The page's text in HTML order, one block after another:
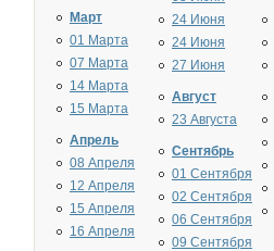
Март
01 Марта
07 Марта
14 Марта
15 Марта
Апрель
08 Апреля
12 Апреля
15 Апреля
16 Апреля
24 Июня
24 Июня
27 Июня
Август
23 Августа
Сентябрь
01 Сентября
02 Сентября
06 Сентября
09 Сентября